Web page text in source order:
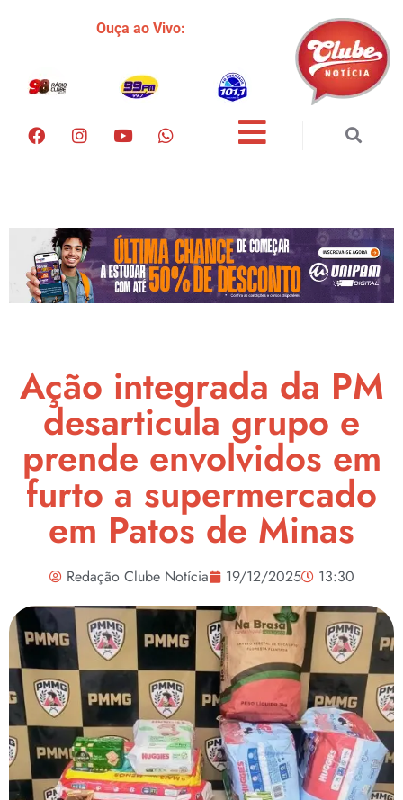
Ouça ao Vivo:
Ação integrada da PM
desarticula grupo e
prende envolvidos em
furto a supermercado
em Patos de Minas
Redação Clube Notícia 19/12/2025 13:30